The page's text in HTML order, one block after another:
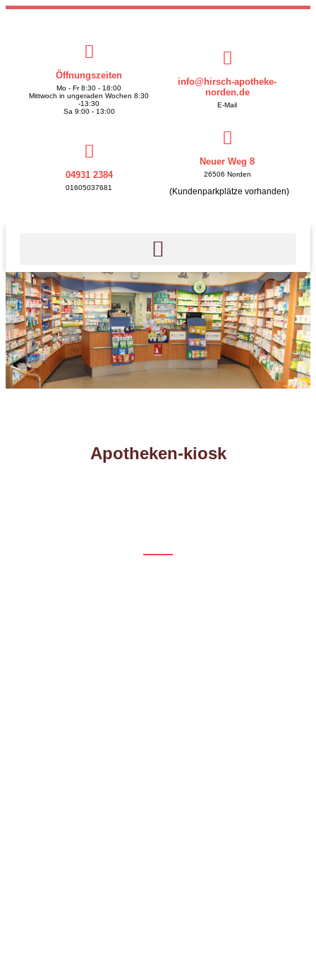
Öffnungszeiten
Mo - Fr 8:30 - 18:00
Mittwoch in ungeraden Wochen 8:30
-13:30
Sa 9:00 - 13:00
info@hirsch-apotheke-
norden.de
E-Mail
04931 2384
01605037681
Neuer Weg 8
26506 Norden
(Kundenparkplätze vorhanden)
Apotheken-kiosk